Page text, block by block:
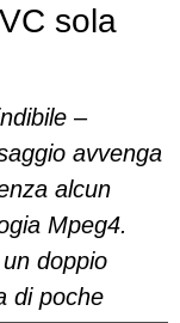
sola
–
avvenga
alcun
Mpeg4.
doppio
di poche